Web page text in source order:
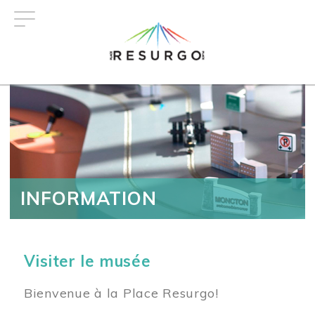
INFORMATION
Visiter le musée
Bienvenue à la Place Resurgo!